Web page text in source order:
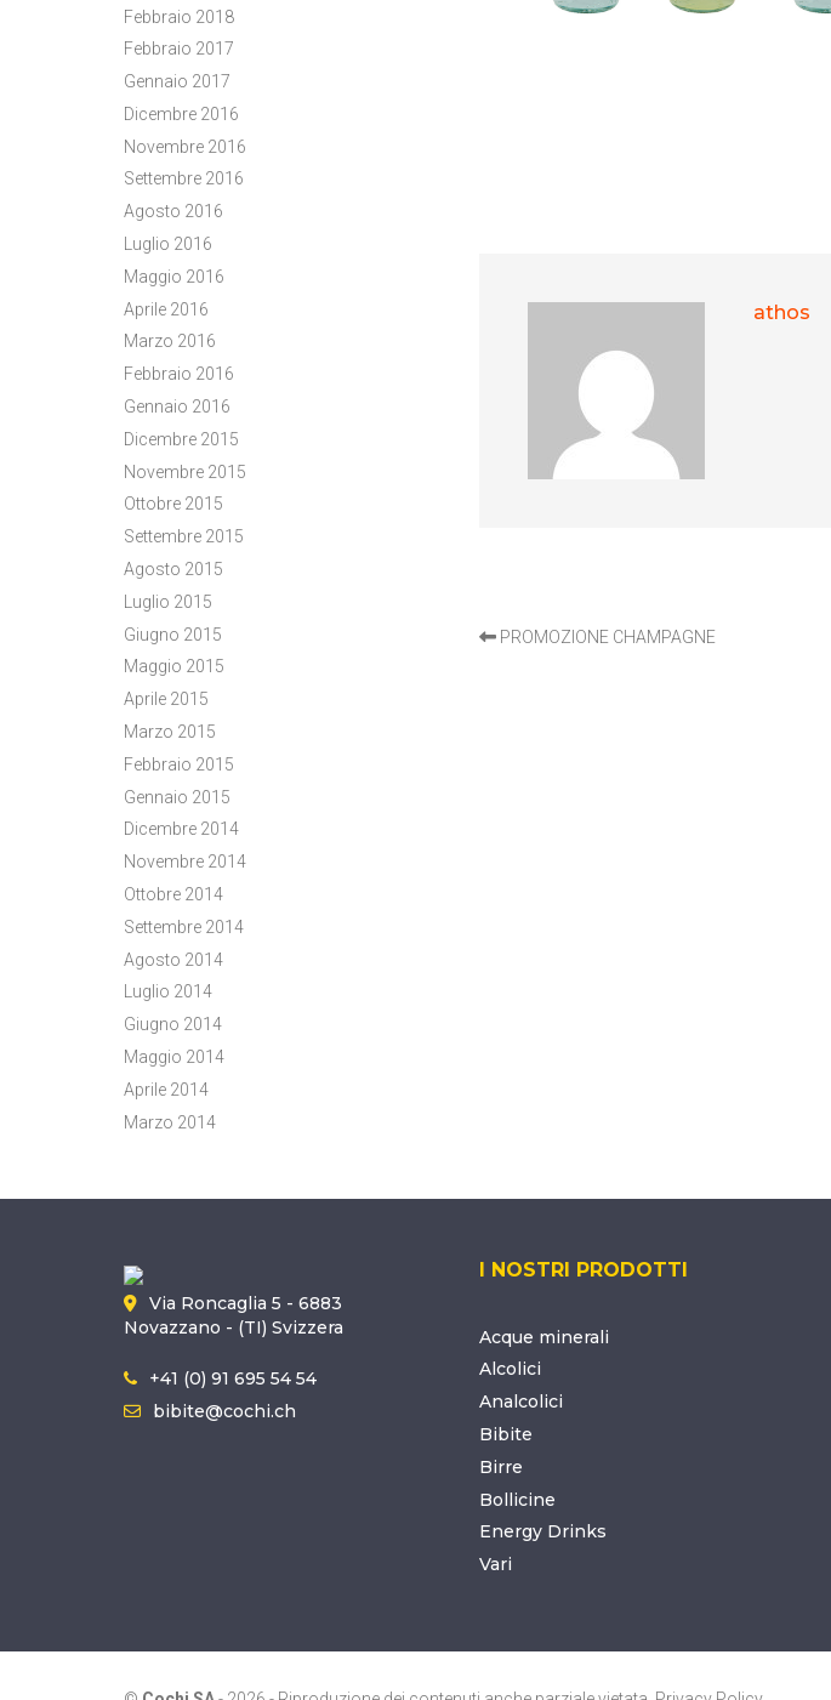
athos
PROMOZIONE CHAMPAGNE
Febbraio 2018
Febbraio 2017
Gennaio 2017
Dicembre 2016
Novembre 2016
Settembre 2016
Agosto 2016
Luglio 2016
Maggio 2016
Aprile 2016
Marzo 2016
Febbraio 2016
Gennaio 2016
Dicembre 2015
Novembre 2015
Ottobre 2015
Settembre 2015
Agosto 2015
Luglio 2015
Giugno 2015
Maggio 2015
Aprile 2015
Marzo 2015
Febbraio 2015
Gennaio 2015
Dicembre 2014
Novembre 2014
Ottobre 2014
Settembre 2014
Agosto 2014
Luglio 2014
Giugno 2014
Maggio 2014
Aprile 2014
Marzo 2014
Via Roncaglia 5 - 6883
Novazzano - (TI) Svizzera
+41 (0) 91 695 54 54
bibite@cochi.ch
I NOSTRI PRODOTTI
Acque minerali
Alcolici
Analcolici
Bibite
Birre
Bollicine
Energy Drinks
Vari